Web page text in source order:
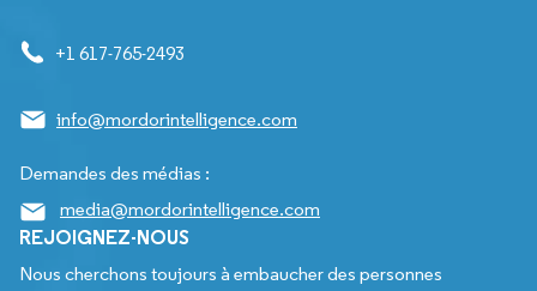
+1 617-765-2493
info@mordorintelligence.com
Demandes des médias :
media@mordorintelligence.com
REJOIGNEZ-NOUS
Nous cherchons toujours à embaucher des personnes